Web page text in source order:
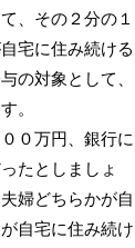
、その２分の１
宅に住み続ける
の対象として、
。
０万円、銀行に
たとしましょ
婦どちらかが自
自宅に住み続け